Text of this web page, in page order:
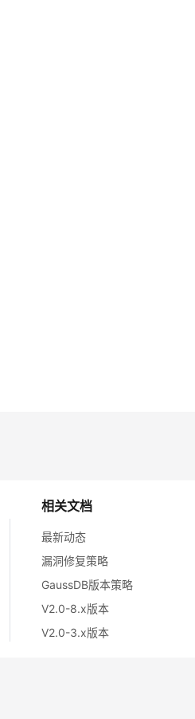
相关文档
最新动态
漏洞修复策略
GaussDB版本策略
V2.0-8.x版本
V2.0-3.x版本